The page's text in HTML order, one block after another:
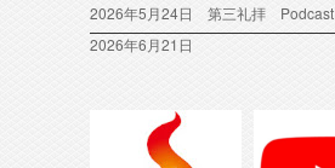
2026年5月24日 第三礼拝 Podcast
2026年6月21日